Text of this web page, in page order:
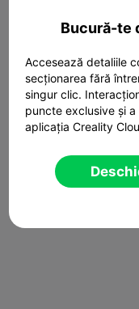
Bucură-te
Accesează detaliile
secționarea fără
singur clic.
puncte exclusive și
aplicația Creality